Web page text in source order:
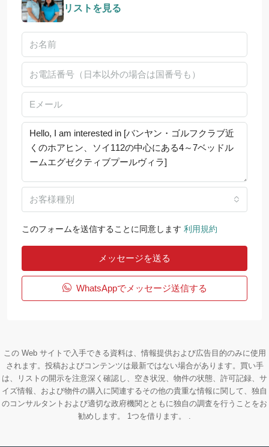
リストを見る
お客様種別
このフォームを送信することに同意します 利用規約
メッセージを送る
WhatsAppでメッセージ送信する
この Web サイトで入手できる資料は、情報提供および広告目的のみに使用
されます。投稿およびコンテンツは最新ではない場合があります。買い手
は、リストの開示を注意深く確認し、空き状況、物件の状態、許可記録、サ
イズ情報、および物件の購入に関連するその他の貴重な情報に関して、独自
のコンサルタントおよび適切な政府機関とともに独自の調査を行うことをお
勧めします。 1つを借ります。 .